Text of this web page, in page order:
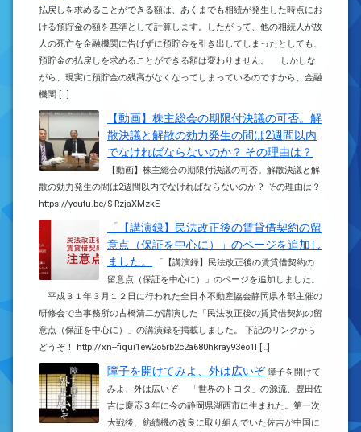
払戻しを求めることができる額は、あくまでも相続が発生した時点にお
ける預貯金の額を基準として計算します。したがって、他の相続人が故
人の死亡を金融機関に告げずに預貯金を引き出してしまったとしても、
預貯金の払戻しを求めることができる額は変わりません。 しかしな
がら、現実に預貯金の残高がなくなってしまっているのですから、金融
機関 […]
【動画】株主総会の期限付決議の可否。解
散決議と解散の効力発生の間は2週間以内
でなければならないのか？ その理由は？
【動画】株主総会の期限付決議の可否。解散決議と解
散の効力発生の間は2週間以内でなければならないのか？ その理由は？
https://youtu.be/S-RzjaXMzkE
「【講演録】民法改正後の賃貸借契約の留
意点（保証を中心に）」のページを追加し
ました。
「【講演録】民法改正後の賃貸借契約の
留意点（保証を中心に）」のページを追加しました。
平成３１年３月１２日に行われた全日本不動産協会静岡県本部主催の
研修会で当事務所の古橋清二が講演した「民法改正後の賃貸借契約の留
意点（保証を中心に）」の講演録を掲載しました。 下記のリンクから
どうぞ！ http://xn--fiqui1ew2o5rb2c2a680hkray93eo1l […]
障子を開けてみよ、外は広いぞ 障子を開けて
みよ、外は広いぞ 「世界のトヨタ」の源流、豊田佐
吉は慶応３年に今の静岡県湖西市に生まれた。第一次
大戦後、紡績機の改良に取り組んでいた佐吉が中国に